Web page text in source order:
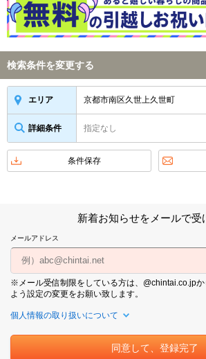
検索条件を変更する
エリア 京都市南区久世上久世町
詳細条件 指定なし
条件保存
新着お知らせをメールで受
メールアドレス
※メール受信制限をしている方は、@chintai.co.jp
よう設定の変更をお願い致します。
個人情報の取り扱いについて